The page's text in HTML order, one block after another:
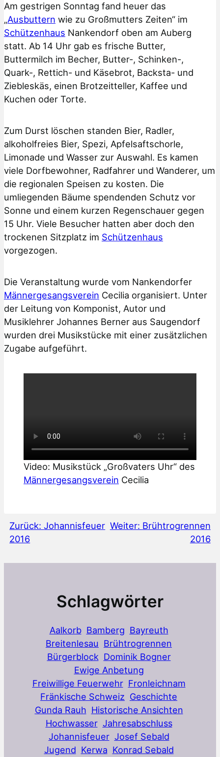
Am gestrigen Sonntag fand heuer das
„Ausbuttern wie zu Großmutters Zeiten“ im
Schützenhaus Nankendorf oben am Auberg
statt. Ab 14 Uhr gab es frische Butter,
Buttermilch im Becher, Butter-, Schinken-,
Quark-, Rettich- und Käsebrot, Backsta- und
Ziebleskäs, einen Brotzeitteller, Kaffee und
Kuchen oder Torte.
Zum Durst löschen standen Bier, Radler,
alkoholfreies Bier, Spezi, Apfelsaftschorle,
Limonade und Wasser zur Auswahl. Es kamen
viele Dorfbewohner, Radfahrer und Wanderer, um
die regionalen Speisen zu kosten. Die
umliegenden Bäume spendenden Schutz vor
Sonne und einem kurzen Regenschauer gegen
15 Uhr. Viele Besucher hatten aber doch den
trockenen Sitzplatz im Schützenhaus
vorgezogen.
Die Veranstaltung wurde vom Nankendorfer
Männergesangsverein Cecilia organisiert. Unter
der Leitung von Komponist, Autor und
Musiklehrer Johannes Berner aus Saugendorf
wurden drei Musikstücke mit einer zusätzlichen
Zugabe aufgeführt.
Video: Musikstück „Großvaters Uhr“ des
Männergesangsverein Cecilia
Zurück:Johannisfeuer
2016
Weiter: Brühtrogrennen
2016
Schlagwörter
Aalkorb Bamberg Bayreuth
Breitenlesau Brühtrogrennen
Bürgerblock Dominik Bogner
Ewige Anbetung
Freiwillige Feuerwehr Fronleichnam
Fränkische Schweiz Geschichte
Gunda Rauh Historische Ansichten
Hochwasser Jahresabschluss
Johannisfeuer Josef Sebald
Jugend Kerwa Konrad Sebald